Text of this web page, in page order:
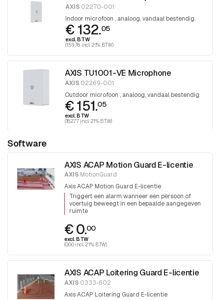
AXIS 02270-001
Indoor microfoon , analoog, vandaal bestendig.
€ 132.05
excl. BTW
(159.78 incl. 21% BTW)
AXIS TU1001-VE Microphone
AXIS 02269-001
Outdoor microfoon , analoog, vandaal bestendig
€ 151.05
excl. BTW
(182.77 incl. 21% BTW)
Software
AXIS ACAP Motion Guard E-licentie
AXIS MotionGuard
Axis ACAP Motion Guard E-licentie
Triggert een alarm wanneer een persoon of
voertuig beweegt in een bepaalde aangegeven
ruimte
€ 0.00
excl. BTW
(0.00 incl. 21% BTW)
AXIS ACAP Loitering Guard E-licentie
AXIS 0333-602
Axis ACAP Loitering Guard E-licentie